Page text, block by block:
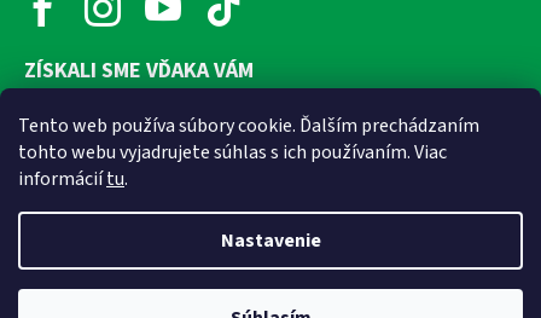
Tento web používa súbory cookie. Ďalším prechádzaním
tohto webu vyjadrujete súhlas s ich používaním. Viac
informáciítu.
Nastavenie
ZÍSKALI SME VĎAKA VÁM